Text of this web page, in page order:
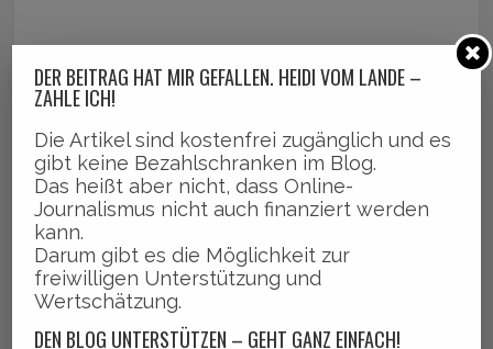
DER BEITRAG HAT MIR GEFALLEN. HEIDI VOM LANDE –
ZAHLE ICH!
Die Artikel sind kostenfrei zugänglich und es
gibt keine Bezahlschranken im Blog.
Das heißt aber nicht, dass Online-
Journalismus nicht auch finanziert werden
kann.
Darum gibt es die Möglichkeit zur
freiwilligen Unterstützung und
Wertschätzung.
DEN BLOG UNTERSTÜTZEN – GEHT GANZ EINFACH!